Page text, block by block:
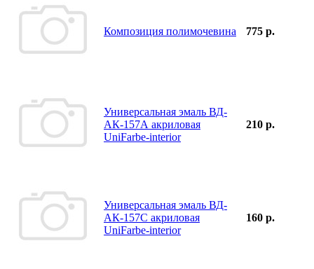
Композиция полимочевина 775 р.
Универсальная эмаль ВД-
АК-157А акриловая
UniFarbe-interior
210 р.
Универсальная эмаль ВД-
АК-157С акриловая
UniFarbe-interior
160 р.